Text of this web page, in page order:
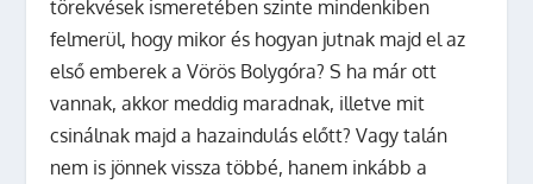
törekvések ismeretében szinte mindenkiben
felmerül, hogy mikor és hogyan jutnak majd el az
első emberek a Vörös Bolygóra? S ha már ott
vannak, akkor meddig maradnak, illetve mit
csinálnak majd a hazaindulás előtt? Vagy talán
nem is jönnek vissza többé, hanem inkább a